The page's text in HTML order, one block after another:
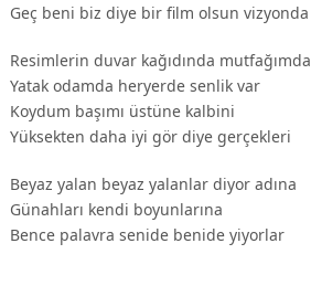
Geç beni biz diye bir film olsun vizyonda
Resimlerin duvar kağıdında mutfağımda
Yatak odamda heryerde senlik var
Koydum başımı üstüne kalbini
Yüksekten daha iyi gör diye gerçekleri
Beyaz yalan beyaz yalanlar diyor adına
Günahları kendi boyunlarına
Bence palavra senide benide yiyorlar